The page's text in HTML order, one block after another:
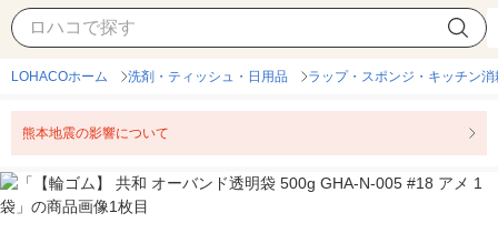
LOHACOホーム 洗剤・ティッシュ・日用品 ラップ・スポンジ・キッチン消
熊本地震の影響について